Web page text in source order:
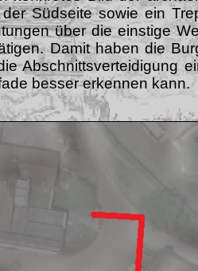
Südseite sowie ein
über die einstige
Damit haben die
Abschnittsverteidigung
besser erkennen kann.